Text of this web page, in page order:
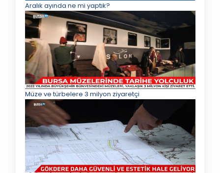
Aralık ayında ne mi yaptık?
Müze ve türbelere 3 milyon ziyaretçi